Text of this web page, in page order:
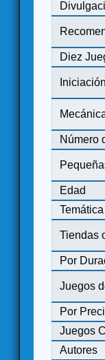
Diez
Iniciación
Número
Edad
Temática
Tiendas
Por
Juegos
Por
Juegos
Autores